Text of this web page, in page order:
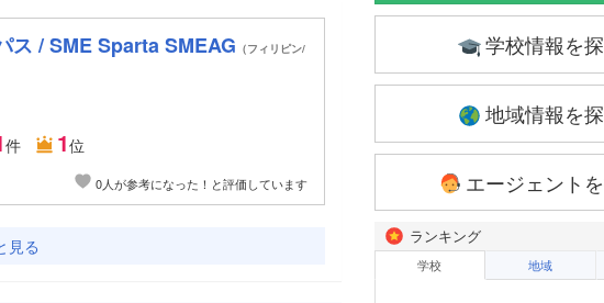
ス / SME Sparta SMEAG （フィリピン/
件 1位
0人が参考になった！と評価しています
見る
学校情報を
地域情報を
エージェント
ランキング
学校 地域